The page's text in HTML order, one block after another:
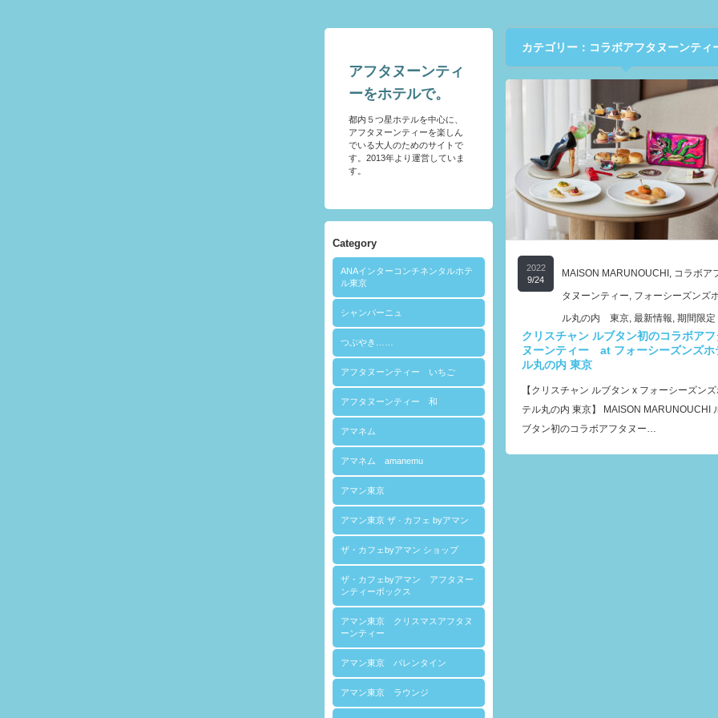
アフタヌーンティ
ーをホテルで。
都内５つ星ホテルを中心に、
アフタヌーンティーを楽しん
でいる大人のためのサイトで
す。2013年より運営していま
す。
Category
ANAインターコンチネンタルホテ
ル東京
シャンパーニュ
つぶやき……
アフタヌーンティー いちご
アフタヌーンティー 和
アマネム
アマネム amanemu
アマン東京
アマン東京 ザ · カフェ byアマン
ザ・カフェbyアマン ショップ
ザ・カフェbyアマン アフタヌー
ンティーボックス
アマン東京 クリスマスアフタヌ
ーンティー
アマン東京 バレンタイン
アマン東京 ラウンジ
カテゴリー：コラボアフタヌーンティ
2022
9/24
MAISON MARUNOUCHI , コラボア
タヌーンティー, フォーシーズンズ
ル丸の内 東京, 最新情報, 期間限定
クリスチャン ルブタン初のコラボアフ
ヌーンティー at フォーシーズンズホ
ル丸の内 東京
【クリスチャン ルブタン x フォーシーズン
テル丸の内 東京】 MAISON MARUNOUCHI
ブタン初のコラボアフタヌー…